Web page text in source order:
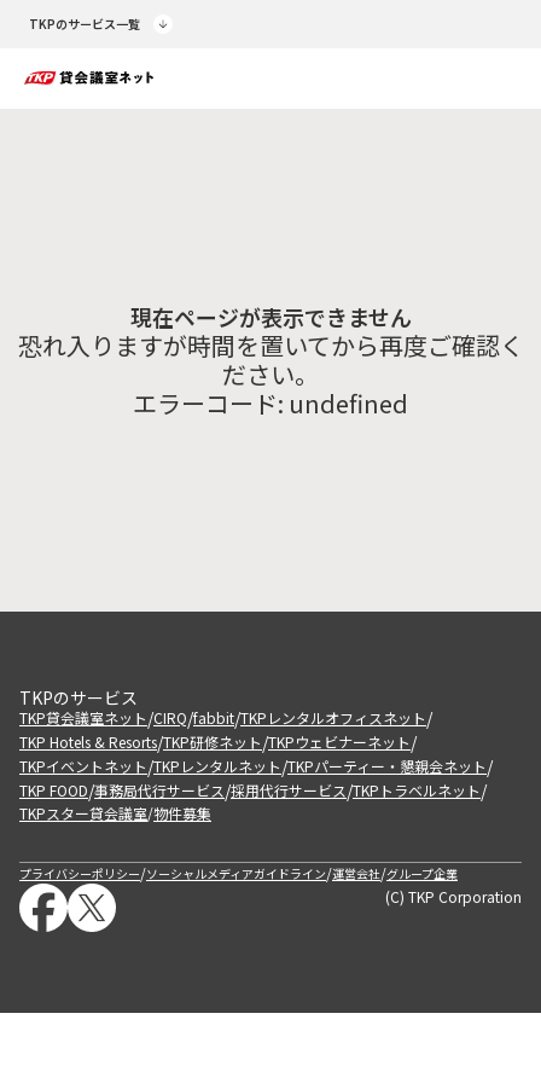
TKPのサービス一覧
現在ページが表示できません
恐れ入りますが時間を置いてから再度ご確認く
ださい。
エラーコード: undefined
TKPのサービス
TKP貸会議室ネット/CIRQ/fabbit/TKPレンタルオフィスネット/
TKP Hotels & Resorts/TKP研修ネット/TKPウェビナーネット/
TKPイベントネット/TKPレンタルネット/TKPパーティー・懇親会ネット/
TKP FOOD/事務局代行サービス/採用代行サービス/TKPトラベルネット/
TKPスター貸会議室/物件募集
プライバシーポリシー/ソーシャルメディアガイドライン/運営会社/グループ企業
(C) TKP Corporation